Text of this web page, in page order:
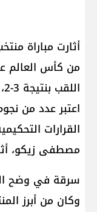
اعتبر عدد من
القرارات
مصطفى زيكو،
سرقة في وضح
وكان من أبرز